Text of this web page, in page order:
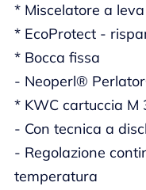
* Miscelatore a leva
* EcoProtect -
* Bocca fissa
- Neoperl®
* KWC cartuccia M
- Con tecnica a
- Regolazione
temperatura